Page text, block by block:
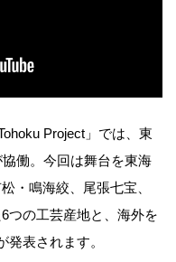
Project」では、東
働。今回は舞台を東海
・鳴海絞、尾張七宝、
つの工芸産地と、海外を
表されます。